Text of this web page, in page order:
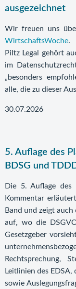
ausgezeichnet
Wir freuen uns
WirtschaftsWoche.
Piltz Legal gehört
im
„besonders
alle, die zu dieser
30.07.2026
5. Auflage des
BDSG und
Die 5. Auflage des
Kommentar
Band und zeigt
auf, wo die
Gesetzgeber
Rechtsprechung,
Leitlinien des
sowie